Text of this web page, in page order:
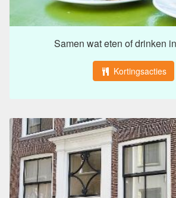
Samen wat eten of drinken
Kortingsacties